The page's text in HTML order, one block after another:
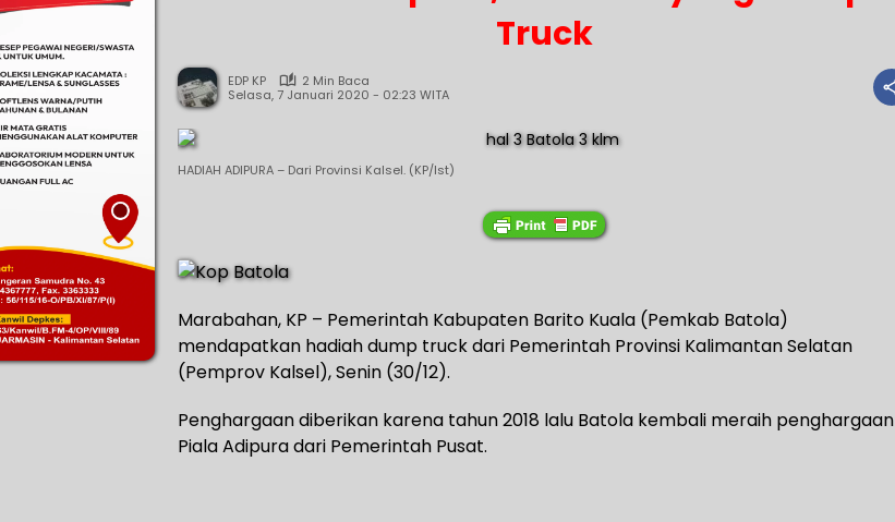
Truck
EDP KP
2 Min Baca
Selasa, 7 Januari 2020 - 02:23 WITA
HADIAH ADIPURA – Dari Provinsi Kalsel. (KP/Ist)
Marabahan, KP – Pemerintah Kabupaten Barito Kuala (Pemkab Batola)
mendapatkan hadiah dump truck dari Pemerintah Provinsi Kalimantan Selatan
(Pemprov Kalsel), Senin (30/12).
Penghargaan diberikan karena tahun 2018 lalu Batola kembali meraih penghargaan
Piala Adipura dari Pemerintah Pusat.